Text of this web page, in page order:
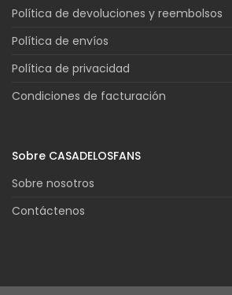
Política de devoluciones y reembolsos
Política de envíos
Política de privacidad
Condiciones de facturación
Sobre CASADELOSFANS
Sobre nosotros
Contáctenos